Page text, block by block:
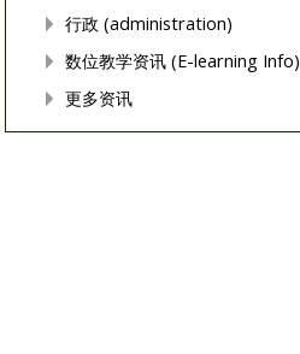
行政 (administration)
数位教学资讯 (E-learning Info)
更多资讯